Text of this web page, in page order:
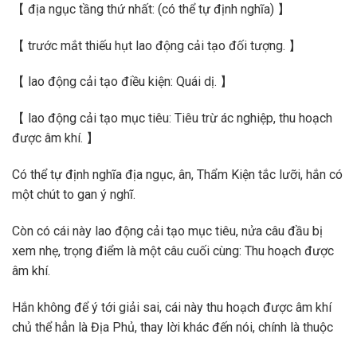
【 địa ngục tầng thứ nhất: (có thể tự định nghĩa) 】
【 trước mắt thiếu hụt lao động cải tạo đối tượng. 】
【 lao động cải tạo điều kiện: Quái dị. 】
【 lao động cải tạo mục tiêu: Tiêu trừ ác nghiệp, thu hoạch
được âm khí. 】
Có thể tự định nghĩa địa ngục, ân, Thẩm Kiện tắc lưỡi, hắn có
một chút to gan ý nghĩ.
Còn có cái này lao động cải tạo mục tiêu, nửa câu đầu bị
xem nhẹ, trọng điểm là một câu cuối cùng: Thu hoạch được
âm khí.
Hắn không để ý tới giải sai, cái này thu hoạch được âm khí
chủ thể hẳn là Địa Phủ, thay lời khác đến nói, chính là thuộc